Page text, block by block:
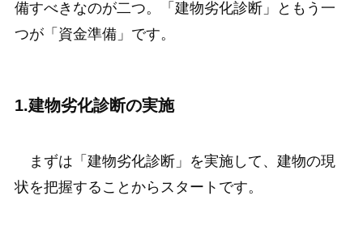
備すべきなのが二つ。「建物劣化診断」ともう一
つが「資金準備」です。
1.建物劣化診断の実施
まずは「建物劣化診断」を実施して、建物の現
状を把握することからスタートです。